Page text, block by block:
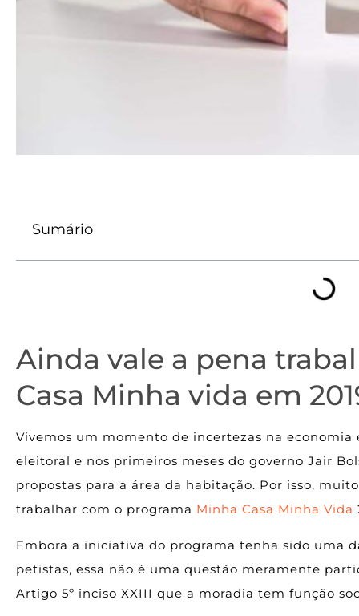
Sumário
Ainda vale a pena
Casa Minha vida em
Vivemos um momento de incertezas na
eleitoral e nos primeiros meses do governo Jair
propostas para a área da habitação. Por isso,
trabalhar com o programa Minha Casa Minha Vida
Embora a iniciativa do programa tenha sido uma
petistas, essa não é uma questão meramente
Artigo 5º inciso XXIII que a moradia tem função